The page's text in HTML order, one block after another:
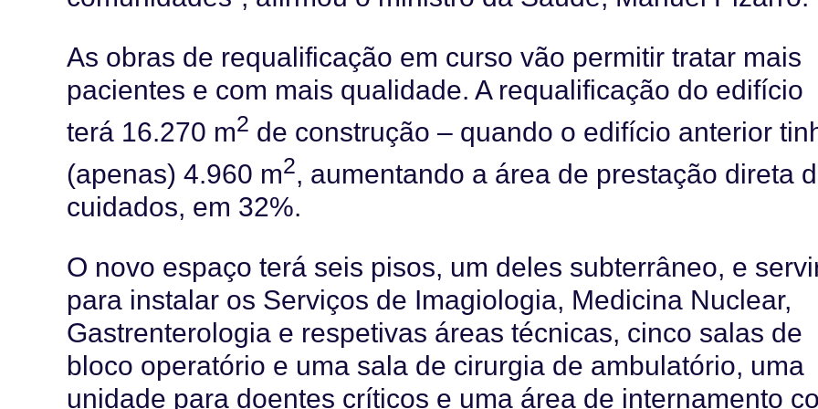
As obras de requalificação em curso vão permitir tratar mais
pacientes e com mais qualidade. A requalificação do edifício
terá 16.270 m2 de construção – quando o edifício anterior
(apenas) 4.960 m2, aumentando a área de prestação direta
cuidados, em 32%.
O novo espaço terá seis pisos, um deles subterrâneo, e
para instalar os Serviços de Imagiologia, Medicina Nuclear,
Gastrenterologia e respetivas áreas técnicas, cinco salas de
bloco operatório e uma sala de cirurgia de ambulatório, uma
unidade para doentes críticos e uma área de internamento